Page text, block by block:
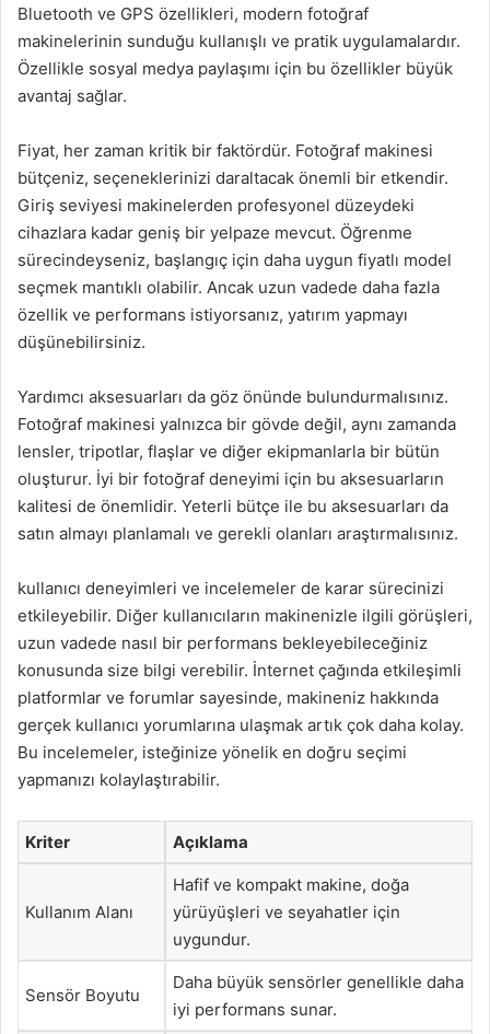
Bluetooth ve GPS özellikleri, modern fotoğraf
makinelerinin sunduğu kullanışlı ve pratik uygulamalardır.
Özellikle sosyal medya paylaşımı için bu özellikler büyük
avantaj sağlar.
Fiyat, her zaman kritik bir faktördür. Fotoğraf makinesi
bütçeniz, seçeneklerinizi daraltacak önemli bir etkendir.
Giriş seviyesi makinelerden profesyonel düzeydeki
cihazlara kadar geniş bir yelpaze mevcut. Öğrenme
sürecindeyseniz, başlangıç için daha uygun fiyatlı model
seçmek mantıklı olabilir. Ancak uzun vadede daha fazla
özellik ve performans istiyorsanız, yatırım yapmayı
düşünebilirsiniz.
Yardımcı aksesuarları da göz önünde bulundurmalısınız.
Fotoğraf makinesi yalnızca bir gövde değil, aynı zamanda
lensler, tripotlar, flaşlar ve diğer ekipmanlarla bir bütün
oluşturur. İyi bir fotoğraf deneyimi için bu aksesuarların
kalitesi de önemlidir. Yeterli bütçe ile bu aksesuarları da
satın almayı planlamalı ve gerekli olanları araştırmalısınız.
kullanıcı deneyimleri ve incelemeler de karar sürecinizi
etkileyebilir. Diğer kullanıcıların makinenizle ilgili görüşleri,
uzun vadede nasıl bir performans bekleyebileceğiniz
konusunda size bilgi verebilir. İnternet çağında etkileşimli
platformlar ve forumlar sayesinde, makineniz hakkında
gerçek kullanıcı yorumlarına ulaşmak artık çok daha kolay.
Bu incelemeler, isteğinize yönelik en doğru seçimi
yapmanızı kolaylaştırabilir.
Kriter Açıklama
Kullanım Alanı
Hafif ve kompakt makine, doğa
yürüyüşleri ve seyahatler için
uygundur.
Sensör Boyutu
Daha büyük sensörler genellikle daha
iyi performans sunar.